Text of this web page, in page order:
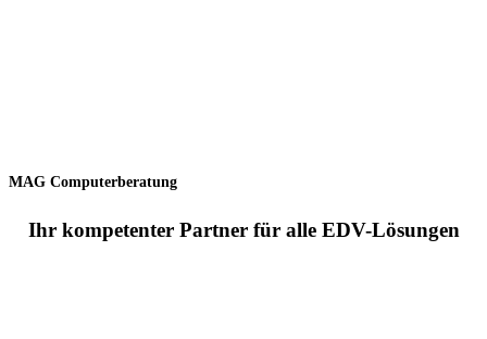
MAG Computerberatung
Ihr kompetenter Partner für alle EDV-Lösungen